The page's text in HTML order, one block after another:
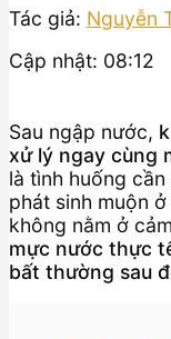
Tác giả: Nguyễn
Cập nhật: 08:12
Sau ngập nước,
xử lý ngay cùng
là tình huống
phát sinh muộn
không nằm ở
mực nước thực
bất thường sau